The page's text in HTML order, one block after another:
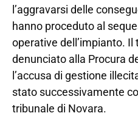
l’aggravarsi delle
hanno proceduto al
operative dell’impianto.
denunciato alla Procura
l’accusa di gestione
stato successivamente
tribunale di Novara.